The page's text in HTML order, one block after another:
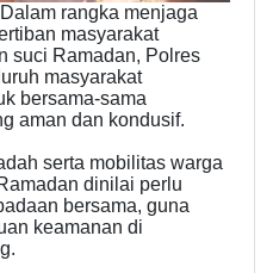
rangka menjaga
masyarakat
suci Ramadan, Polres
masyarakat
bersama-sama
aman dan kondusif.
serta mobilitas warga
dinilai perlu
bersama, guna
keamanan di